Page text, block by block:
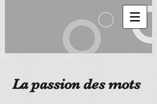
​La passion des mots